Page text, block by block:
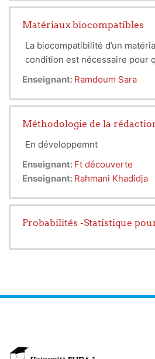
Matériaux biocompatibles
La biocompatibilité d’un
condition est nécessaire pour
Enseignant: Ramdoum Sara
Méthodologie de la
En développemnt
Enseignant: Ft découverte
Enseignant: Rahmani Khadidja
Probabilités -Statistique